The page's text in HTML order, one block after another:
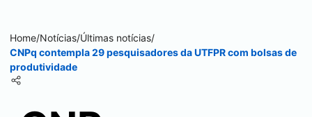
Home/Notícias/Últimas notícias/
CNPq contempla 29 pesquisadores da UTFPR com bolsas de
produtividade